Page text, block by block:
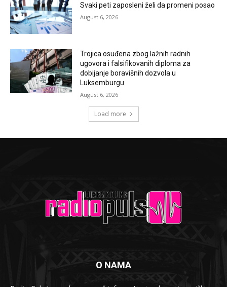
Svaki peti zaposleni želi da promeni posao
August 6, 2026
Trojica osuđena zbog lažnih radnih
ugovora i falsifikovanih diploma za
dobijanje boravišnih dozvola u
Luksemburgu
August 6, 2026
Load more
O NAMA